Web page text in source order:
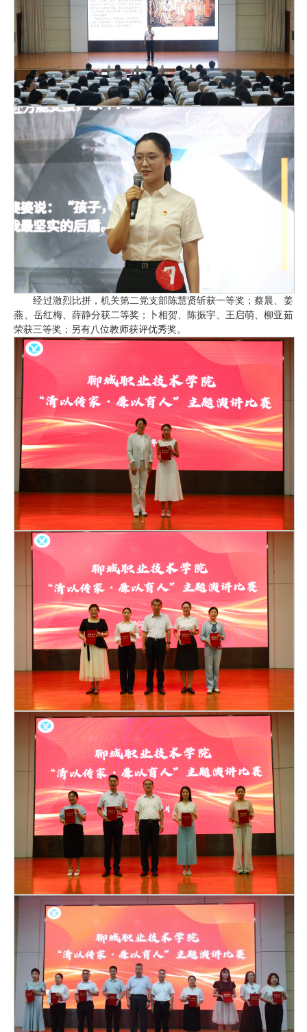
经过激烈比拼，机关第二党支部陈慧贤斩获一等奖；蔡晨、姜
燕、岳红梅、薛静分获二等奖；卜相贺、陈振宇、王启萌、柳亚茹
荣获三等奖；另有八位教师获评优秀奖。